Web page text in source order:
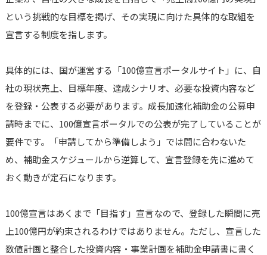
という挑戦的な目標を掲げ、その実現に向けた具体的な取組を
宣言する制度を指します。
具体的には、国が運営する「100億宣言ポータルサイト」に、自
社の現状売上、目標年度、達成シナリオ、必要な投資内容など
を登録・公表する必要があります。成長加速化補助金の公募申
請時までに、100億宣言ポータルでの公表が完了していることが
要件です。「申請してから準備しよう」では間に合わないた
め、補助金スケジュールから逆算して、宣言登録を先に進めて
おく動きが定石になります。
100億宣言はあくまで「目指す」宣言なので、登録した瞬間に売
上100億円が約束されるわけではありません。ただし、宣言した
数値計画と整合した投資内容・事業計画を補助金申請書に書く